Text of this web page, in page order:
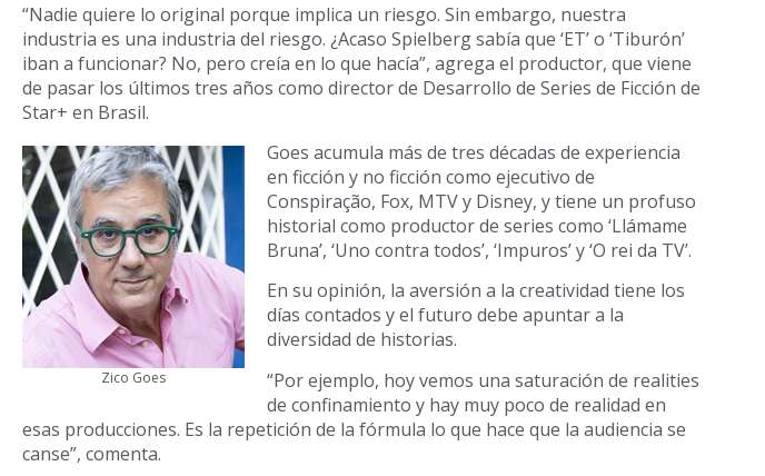
“Nadie quiere lo original porque implica un riesgo. Sin embargo, nuestra
industria es una industria del riesgo. ¿Acaso Spielberg sabía que ‘ET’ o ‘Tiburón’
iban a funcionar? No, pero creía en lo que hacía”, agrega el productor, que viene
de pasar los últimos tres años como director de Desarrollo de Series de Ficción de
Star+ en Brasil.
Zico Goes
Goes acumula más de tres décadas de experiencia
en ficción y no ficción como ejecutivo de
Conspiração, Fox, MTV y Disney, y tiene un profuso
historial como productor de series como ‘Llámame
Bruna’, ‘Uno contra todos’, ‘Impuros’ y ‘O rei da TV’.
En su opinión, la aversión a la creatividad tiene los
días contados y el futuro debe apuntar a la
diversidad de historias.
“Por ejemplo, hoy vemos una saturación de realities
de confinamiento y hay muy poco de realidad en
esas producciones. Es la repetición de la fórmula lo que hace que la audiencia se
canse”, comenta.